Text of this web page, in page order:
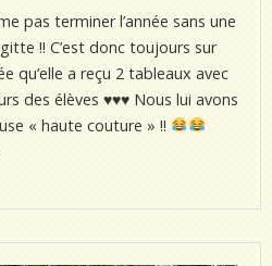
pas terminer l’année sans une
!! C’est donc toujours sur
qu’elle a reçu 2 tableaux avec
des élèves ♥️♥️♥️ Nous lui avons
« haute couture » !!